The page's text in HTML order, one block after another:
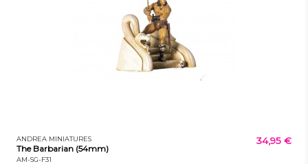
ANDREA MINIATURES
The Barbarian (54mm)
AM-SG-F31
34,95 €